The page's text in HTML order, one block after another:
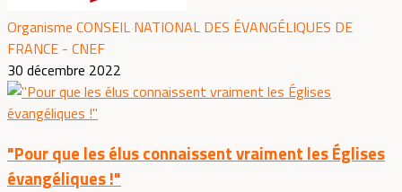
Organisme CONSEIL NATIONAL DES ÉVANGÉLIQUES DE
FRANCE - CNEF
30 décembre 2022
"Pour que les élus connaissent vraiment les Églises
évangéliques !"